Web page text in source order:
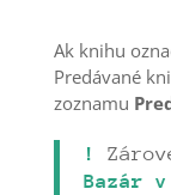
Ak knihu
Predávané
zoznamu
!
Bazár